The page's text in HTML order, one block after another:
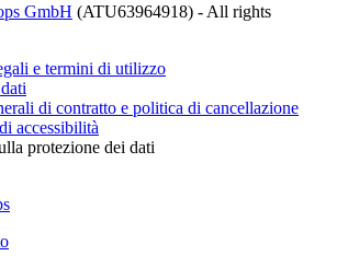
GmbH (ATU63964918) - All rights
e termini di utilizzo
di contratto e politica di cancellazione
accessibilità
protezione dei dati